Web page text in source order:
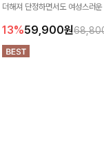
더해져 단정하면서도 여성스러
는 물론 출근룩까지 깔끔하게 즐
13%59,900원